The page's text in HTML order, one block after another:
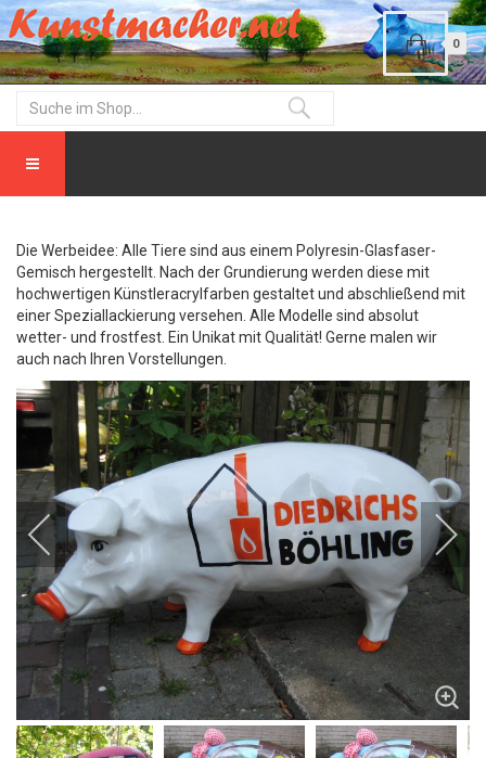
0
Die Werbeidee: Alle Tiere sind aus einem Polyresin-Glasfaser-
Gemisch hergestellt. Nach der Grundierung werden diese mit
hochwertigen Künstleracrylfarben gestaltet und abschließend mit
einer Speziallackierung versehen. Alle Modelle sind absolut
wetter- und frostfest. Ein Unikat mit Qualität! Gerne malen wir
auch nach Ihren Vorstellungen.